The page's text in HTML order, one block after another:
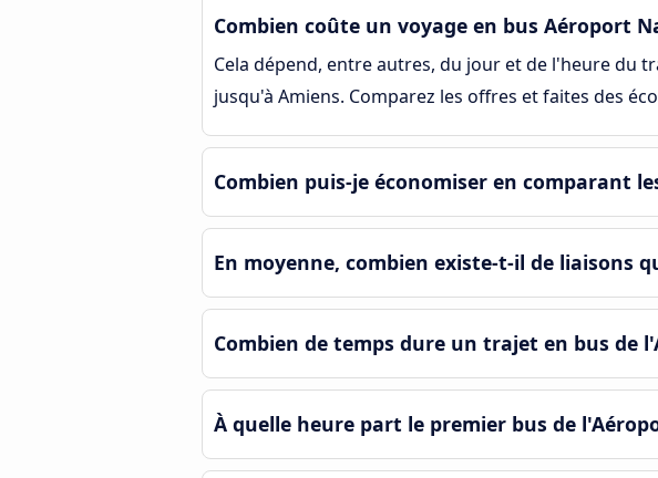
Combien coûte un voyage en bus Aéroport
Cela dépend, entre autres, du jour et de l'heure du
jusqu'à Amiens. Comparez les offres et faites des
Combien puis-je économiser en comparant
En moyenne, combien existe-t-il de liaisons
Combien de temps dure un trajet en bus de
À quelle heure part le premier bus de